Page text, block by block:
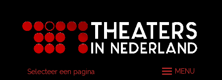
Selecteer een pagina